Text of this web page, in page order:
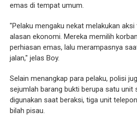
emas di tempat umum.
"Pelaku mengaku nekat melakukan
alasan ekonomi. Mereka memilih
perhiasan emas, lalu merampasnya
jalan," jelas Boy.
Selain menangkap para pelaku, polisi
sejumlah barang bukti berupa satu unit
digunakan saat beraksi, tiga unit
bilah pisau.